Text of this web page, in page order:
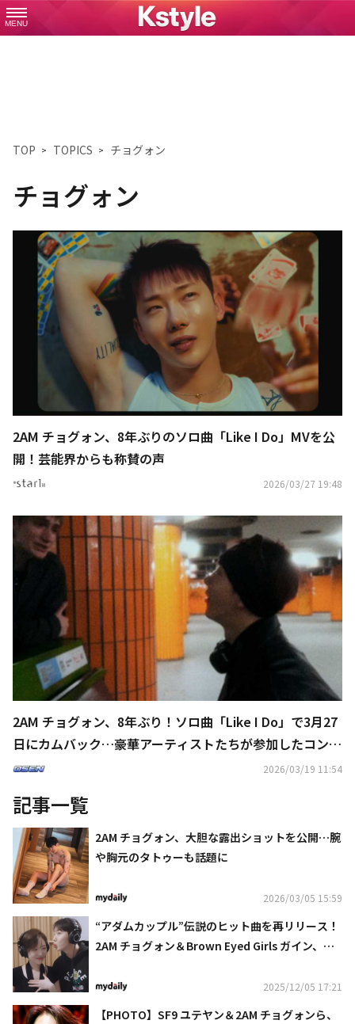
MENU
TOP TOPICS チョグォン
チョグォン
2AM チョグォン、8年ぶりのソロ曲「Like I Do」MVを公
開！芸能界からも称賛の声
2026/03/27 19:48
2AM チョグォン、8年ぶり！ソロ曲「Like I Do」で3月27
日にカムバック…豪華アーティストたちが参加したコンテ
ンツも話題
2026/03/19 11:54
記事一覧
2AM チョグォン、大胆な露出ショットを公開…腕
や胸元のタトゥーも話題に
2026/03/05 15:59
“アダムカップル”伝説のヒット曲を再リリース！
2AM チョグォン＆Brown Eyed Girls ガイン、収
2025/12/05 17:21
【PHOTO】SF9 ユテヤン＆2AM チョグォンら、